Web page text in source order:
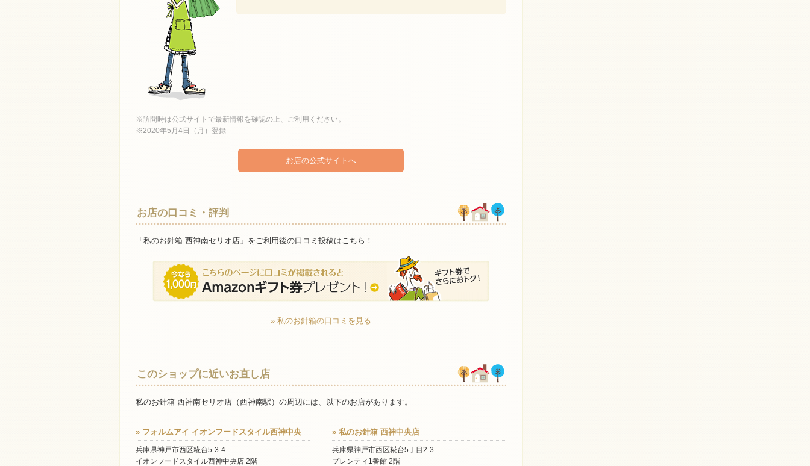
※訪問時は公式サイトで最新情報を確認の上、ご利用ください。
※2020年5月4日（月）登録
お店の公式サイトへ
お店の口コミ・評判
「私のお針箱 西神南セリオ店」をご利用後の口コミ投稿はこちら！
» 私のお針箱の口コミを見る
このショップに近いお直し店
私のお針箱 西神南セリオ店（西神南駅）の周辺には、以下のお店があります。
» フォルムアイ イオンフードスタイル西神中央
兵庫県神戸市西区糀台5-3-4
イオンフードスタイル西神中央店 2階
» 私のお針箱 西神中央店
兵庫県神戸市西区糀台5丁目2-3
プレンティ1番館 2階